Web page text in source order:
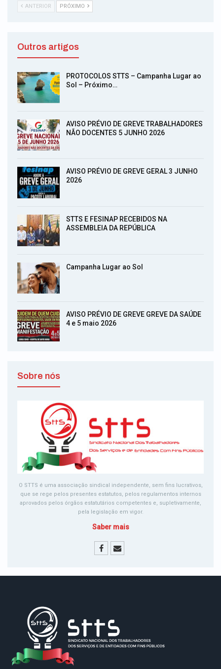
ANTERIOR PRÓXIMO
Outros artigos
PROTOCOLOS STTS – Campanha Lugar ao
Sol – Próximo…
AVISO PRÉVIO DE GREVE TRABALHADORES
NÃO DOCENTES 5 JUNHO 2026
AVISO PRÉVIO DE GREVE GERAL 3 JUNHO
2026
STTS E FESINAP RECEBIDOS NA
ASSEMBLEIA DA REPÚBLICA
Campanha Lugar ao Sol
AVISO PRÉVIO DE GREVE GREVE DA SAÚDE
4 e 5 maio 2026
Sobre nós
O STTS é uma associação sindical independente, sem fins lucrativos,
que se rege pelos presentes estatutos, pelos regulamentos internos
aprovados pelos órgãos estatutários competentes e, supletivamente,
pela legislação em vigor.
Saber mais